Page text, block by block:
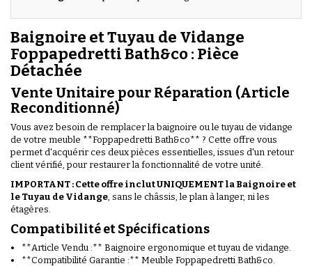
Baignoire et Tuyau de Vidange
Foppapedretti Bath&co : Pièce
Détachée
Vente Unitaire pour Réparation (Article
Reconditionné)
Vous avez besoin de remplacer la baignoire ou le tuyau de vidange
de votre meuble **Foppapedretti Bath&co** ? Cette offre vous
permet d'acquérir ces deux pièces essentielles, issues d'un retour
client vérifié, pour restaurer la fonctionnalité de votre unité.
IMPORTANT : Cette offre inclut UNIQUEMENT la Baignoire et
le Tuyau de Vidange , sans le châssis, le plan à langer, ni les
étagères.
Compatibilité et Spécifications
**Article Vendu :** Baignoire ergonomique et tuyau de vidange.
**Compatibilité Garantie :** Meuble Foppapedretti Bath&co.